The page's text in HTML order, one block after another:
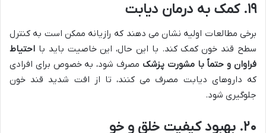
۱۹. کمک به درمان دیابت
برخی مطالعات اولیه نشان می دهند که رازیانه ممکن است به کنترل
سطح قند خون کمک کند. با این حال، این خاصیت باید با احتیاط
فراوان و حتماً با مشورت پزشک مصرف شود، به خصوص برای افرادی
که داروهای دیابت مصرف می کنند، تا از افت شدید قند خون
جلوگیری شود.
۲۰. بهبود کیفیت خلق و خو